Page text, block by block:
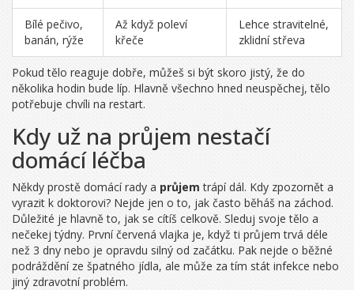
Bílé pečivo,
banán, rýže
Až když poleví
křeče
Lehce stravitelné,
zklidní střeva
Pokud tělo reaguje dobře, můžeš si být skoro jistý, že do
několika hodin bude líp. Hlavně všechno hned neuspěchej, tělo
potřebuje chvíli na restart.
Kdy už na průjem nestačí
domácí léčba
Někdy prostě domácí rady a průjem trápí dál. Kdy zpozornět a
vyrazit k doktorovi? Nejde jen o to, jak často běháš na záchod.
Důležité je hlavně to, jak se cítíš celkově. Sleduj svoje tělo a
nečekej týdny. První červená vlajka je, když ti průjem trvá déle
než 3 dny nebo je opravdu silný od začátku. Pak nejde o běžné
podráždění ze špatného jídla, ale může za tím stát infekce nebo
jiný zdravotní problém.